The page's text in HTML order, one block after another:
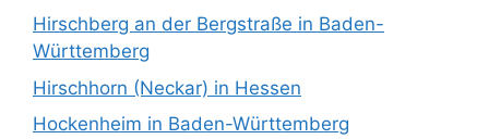
Hirschberg an der Bergstraße in Baden-
Württemberg
Hirschhorn (Neckar) in Hessen
Hockenheim in Baden-Württemberg